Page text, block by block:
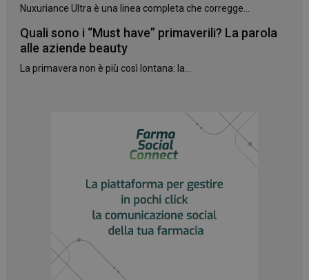
Nuxuriance Ultra è una linea completa che corregge...
Quali sono i “Must have” primaverili? La parola
alle aziende beauty
La primavera non è più così lontana: la...
CookieScript
www.panoramacosmetico.it
settimane